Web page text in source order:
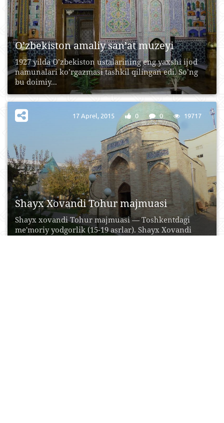
O’zbekiston amaliy san’at muzeyi
1927 yilda O’zbekiston ustalarining eng yaxshi ijod
namunalari ko’rgazmasi tashkil qilingan edi. So’ng
bu doimiy...
Shayx Xovandi Tohur majmuasi
Shayx xovandi Tohur majmuasi — Toshkentdagi
me'moriy yodgorlik (15-19 asrlar). Shayx Xovandi
17 Aprel, 2015 0 0 19717